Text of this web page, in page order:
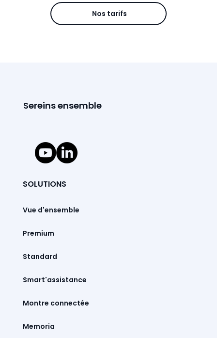
Nos tarifs
Sereins ensemble
SOLUTIONS
Vue d'ensemble
Premium
Standard
Smart'assistance
Montre connectée
Memoria